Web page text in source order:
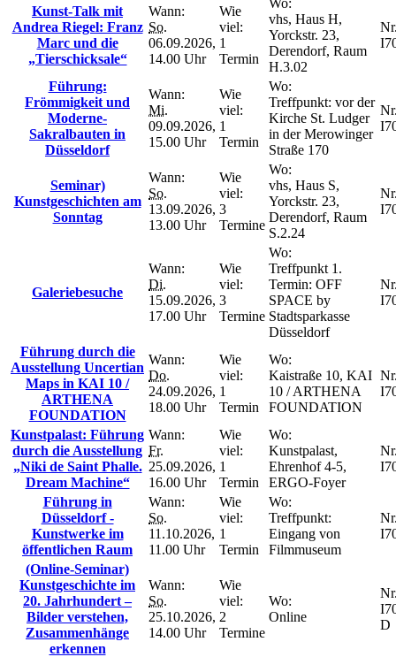
Kunst-Talk mit
Andrea Riegel: Franz
Marc und die
„Tierschicksale“
Wann:
So.
06.09.2026,
14.00 Uhr
Wie
viel:
1
Termin
vhs, Haus H,
Yorckstr. 23,
Derendorf, Raum
H.3.02
Führung:
Frömmigkeit und
Moderne-
Sakralbauten in
Düsseldorf
Wann:
Mi.
09.09.2026,
15.00 Uhr
Wie
viel:
1
Termin
Wo:
Treffpunkt: vor der
Kirche St. Ludger
in der Merowinger
Straße 170
Seminar)
Kunstgeschichten am
Sonntag
Wann:
So.
13.09.2026,
13.00 Uhr
Wie
viel:
3
Termine
Wo:
vhs, Haus S,
Yorckstr. 23,
Derendorf, Raum
S.2.24
Galeriebesuche
Wann:
Di.
15.09.2026,
17.00 Uhr
Wie
viel:
3
Termine
Wo:
Treffpunkt 1.
Termin: OFF
SPACE by
Stadtsparkasse
Düsseldorf
Führung durch die
Ausstellung Uncertian
Maps in KAI 10 /
ARTHENA
FOUNDATION
Wann:
Do.
24.09.2026,
18.00 Uhr
Wie
viel:
1
Termin
Wo:
Kaistraße 10, KAI
10 / ARTHENA
FOUNDATION
Kunstpalast: Führung
durch die Ausstellung
„Niki de Saint Phalle.
Dream Machine“
Wann:
Fr.
25.09.2026,
16.00 Uhr
Wie
viel:
1
Termin
Wo:
Kunstpalast,
Ehrenhof 4-5,
ERGO-Foyer
Führung in
Düsseldorf -
Kunstwerke im
öffentlichen Raum
Wann:
So.
11.10.2026,
11.00 Uhr
Wie
viel:
1
Termin
Wo:
Treffpunkt:
Eingang von
Filmmuseum
(Online-Seminar)
Kunstgeschichte im
20. Jahrhundert –
Bilder verstehen,
Zusammenhänge
erkennen
Wann:
So.
25.10.2026,
14.00 Uhr
Wie
viel:
2
Termine
Wo:
Online
D